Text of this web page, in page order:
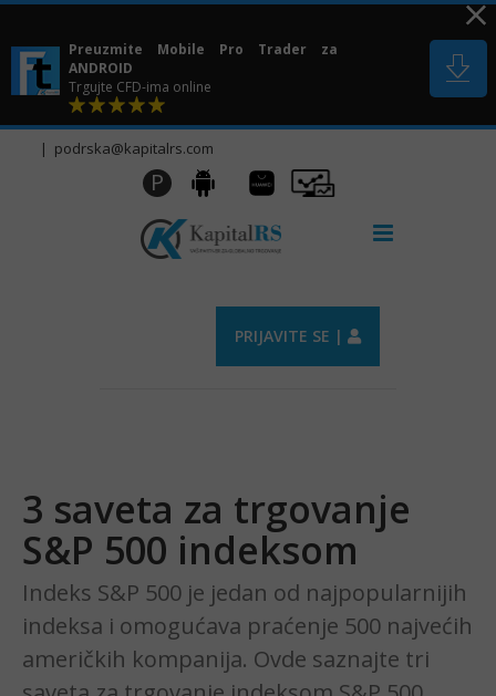
Skip
content
Preuzmite Mobile Pro Trader za
ANDROID
Trgujte CFD-ima online
| podrska@kapitalrs.com
P Android
Huawei
AppGallery
Pro
Trader
PRIJAVITE SE |
3 saveta za trgovanje
S&P 500 indeksom
Indeks S&P 500 je jedan od najpopularnijih
indeksa i omogućava praćenje 500 najvećih
američkih kompanija. Ovde saznajte tri